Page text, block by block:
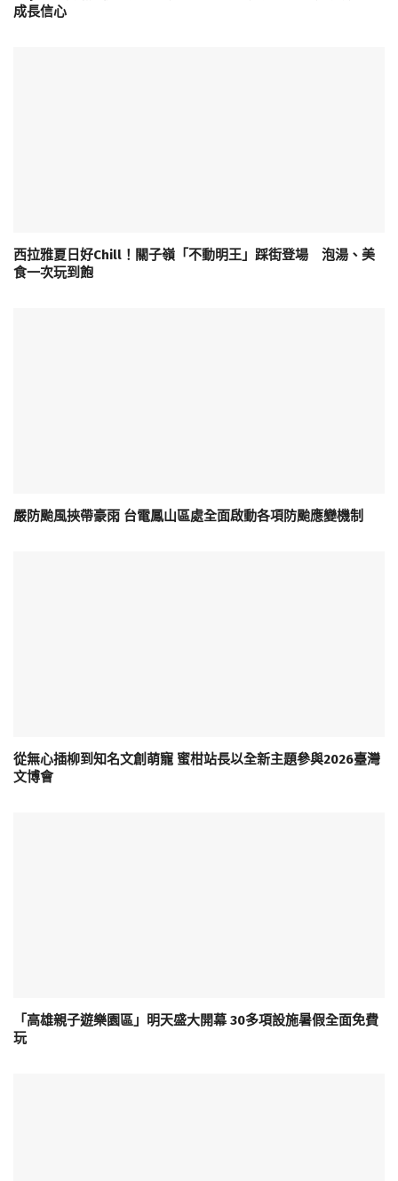
成長信心
西拉雅夏日好Chill！關子嶺「不動明王」踩街登場 泡湯、美
食一次玩到飽
嚴防颱風挾帶豪雨 台電鳳山區處全面啟動各項防颱應變機制
從無心插柳到知名文創萌寵 蜜柑站長以全新主題參與2026臺灣
文博會
「高雄親子遊樂園區」明天盛大開幕 30多項設施暑假全面免費
玩